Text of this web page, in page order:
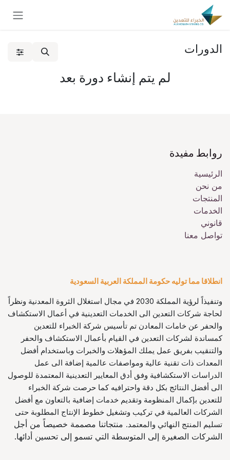
تخطي للذهاب إلى المحتوى
الدورات
لم يتم إنشاء دورة بعد
روابط مفيدة
الرئيسية
من نحن
المنتجات
الخدمات
قانوني
تواصل معنا
انطلاقا مما توليه حكومة المملكة العربية السعودية
وتنفيذاً لرؤية المملكة 2030 في مجال استغلال الثروة المعدنية ونظراً
لحاجة شركات التعدين الى الخدمات التعدينية في أعمال الاستكشاف
والحفر عن خامات المعادن تم تأسيس شركة الخبراء للتعدين
كمساندة لشركات التعدين في القيام بأعمال الاستكشاف والحفر
والتنقيب بفريق عمل يملك المؤهلات والخبرات وباستخدام أفضل
المعدات ذات تقنية عالية ومواصفات عالمية إضافة الى عمل
الدراسات الاستكشافية وفق أدق المعايير التعدينية المعتمدة للوصول
الى أفضل النتائج بكل دقة واحترافيه كما حرصت شركة الخبراء
للتعدين بإكمال المنظومة وتقديم خدمات إضافية بالتعاون مع أفضل
الشركات العالمية في تركيب وتشغيل خطوط الإنتاج المطلوبة حتى
تسليم المنتج النهائي والمعتمد. منتجاتنا مصممة خصيصاً من أجل
الشركات الصغيرة إلى المتوسطة التي تسمو إلى تحسين أدائها.